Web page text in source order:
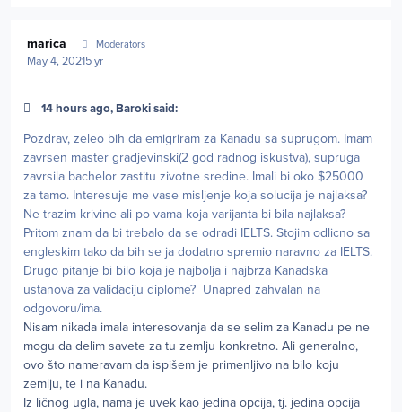
marica Moderators
May 4, 20215 yr
14 hours ago, Baroki said:
Pozdrav, zeleo bih da emigriram za Kanadu sa suprugom. Imam
zavrsen master gradjevinski(2 god radnog iskustva), supruga
zavrsila bachelor zastitu zivotne sredine. Imali bi oko $25000
za tamo. Interesuje me vase misljenje koja solucija je najlaksa?
Ne trazim krivine ali po vama koja varijanta bi bila najlaksa?
Pritom znam da bi trebalo da se odradi IELTS. Stojim odlicno sa
engleskim tako da bih se ja dodatno spremio naravno za IELTS.
Drugo pitanje bi bilo koja je najbolja i najbrza Kanadska
ustanova za validaciju diplome? Unapred zahvalan na
odgovoru/ima.
Nisam nikada imala interesovanja da se selim za Kanadu pe ne
mogu da delim savete za tu zemlju konkretno. Ali generalno,
ovo što nameravam da ispišem je primenljivo na bilo koju
zemlju, te i na Kanadu.
Iz ličnog ugla, nama je uvek kao jedina opcija, tj. jedina opcija